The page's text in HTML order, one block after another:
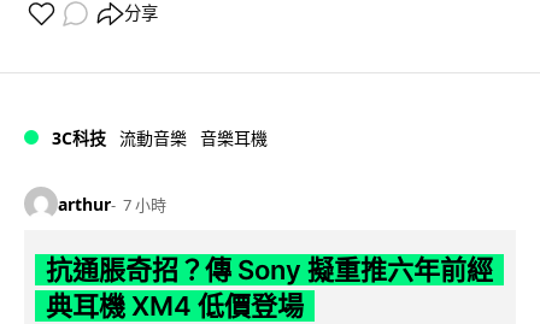
分享
3C科技 流動音樂 音樂耳機
arthur 7 小時
抗通脹奇招？傳 Sony 擬重推六年前經
典耳機 XM4 低價登場